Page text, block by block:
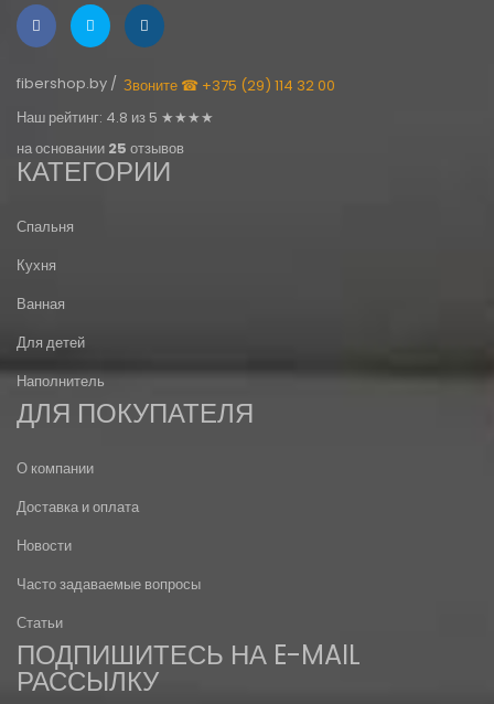
fibershop.by / Звоните ☎ +375 (29) 114 32 00
Наш рейтинг: 4.8 из 5 ★★★★
на основании 25 отзывов
КАТЕГОРИИ
Спальня
Кухня
Ванная
Для детей
Наполнитель
ДЛЯ ПОКУПАТЕЛЯ
О компании
Доставка и оплата
Новости
Часто задаваемые вопросы
Статьи
ПОДПИШИТЕСЬ НА E-MAIL
РАССЫЛКУ